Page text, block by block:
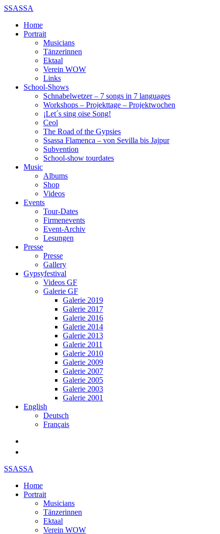
SSASSA
Home
Portrait
Musicians
Tänzerinnen
Ektaal
Verein WOW
Links
School-Shows
Schnabelwetzer – 7 songs in 7 languages
Workshops – Projekttage – Projektwochen
¡Let´s sing oise Song!
Ceol
The Road of the Gypsies
Ssassa Flamenca – von Sevilla bis Jajpur
Subvention
School-show tourdates
Music
Albums
Shop
Videos
Events
Tour-Dates
Firmenevents
Event-Archiv
Lesungen
Presse
Presse
Gallery
Gypsyfestival
Videos GF
Galerie GF
Galerie 2019
Galerie 2017
Galerie 2016
Galerie 2014
Galerie 2013
Galerie 2011
Galerie 2010
Galerie 2009
Galerie 2007
Galerie 2005
Galerie 2003
Galerie 2001
English
Deutsch
Français
SSASSA
Home
Portrait
Musicians
Tänzerinnen
Ektaal
Verein WOW